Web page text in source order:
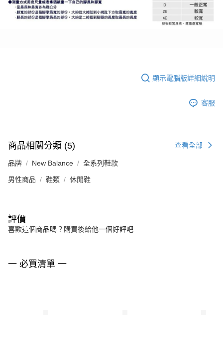
顯示電腦版詳細說明
客服
商品相關分類 (5) 查看全部
品牌 New Balance 全系列鞋款
男性商品 鞋類 休閒鞋
評價
喜歡這個商品嗎？購買後給他一個好評吧
一 必買清單 一